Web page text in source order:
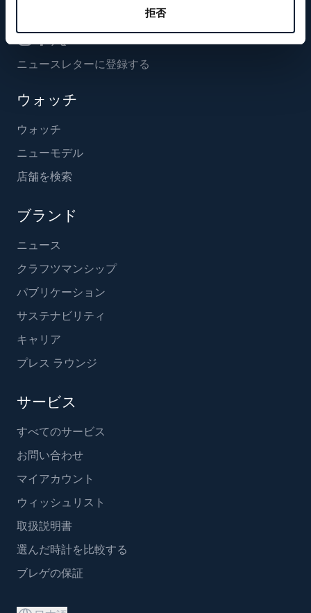
拒否
ニュースレターに登録する
ウォッチ
ウォッチ
ニューモデル
店舗を検索
ブランド
ニュース
クラフツマンシップ
パブリケーション
サステナビリティ
キャリア
プレス ラウンジ
サービス
すべてのサービス
お問い合わせ
マイアカウント
ウィッシュリスト
取扱説明書
選んだ時計を比較する
ブレゲの保証